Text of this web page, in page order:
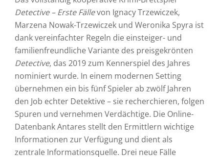
Detective – Erste Fällevon Ignacy Trzewiczek,
Marzena Nowak-Trzewiczek und Weronika Spyra ist
dank vereinfachter Regeln die einsteiger- und
familienfreundliche Variante des preisgekrönten
Detective, das 2019 zum Kennerspiel des Jahres
nominiert wurde. In einem modernen Setting
übernehmen ein bis fünf Spieler ab zwölf Jahren
den Job echter Detektive – sie recherchieren, folgen
Spuren und vernehmen Verdächtige. Die Online-
Datenbank Antares stellt den Ermittlern wichtige
Informationen zur Verfügung und dient als
zentrale Informationsquelle. Drei neue Fälle